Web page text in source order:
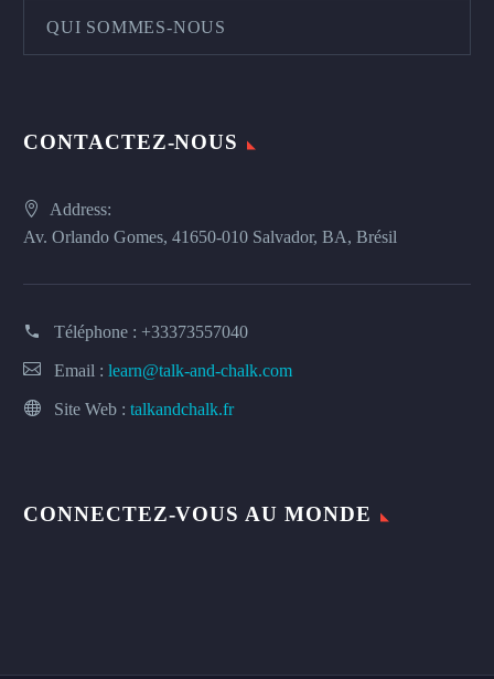
QUI SOMMES-NOUS
CONTACTEZ-NOUS
Address:
Av. Orlando Gomes, 41650-010 Salvador, BA, Brésil
Téléphone : +33373557040
Email : learn@talk-and-chalk.com
Site Web : talkandchalk.fr
CONNECTEZ-VOUS AU MONDE